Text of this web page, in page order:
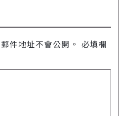
件地址不會公開。 必填欄